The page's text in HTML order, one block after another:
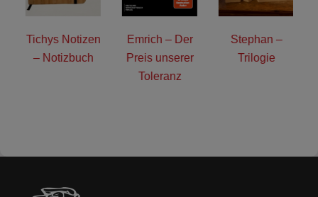
Tichys Notizen
– Notizbuch
Emrich – Der
Preis unserer
Toleranz
Stephan –
Trilogie